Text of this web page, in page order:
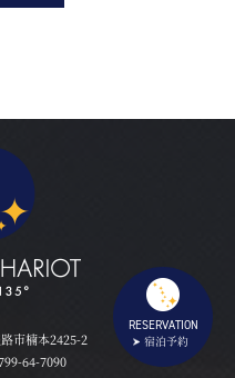
RESERVATION
宿泊予約
市楠本2425-2
64-7090